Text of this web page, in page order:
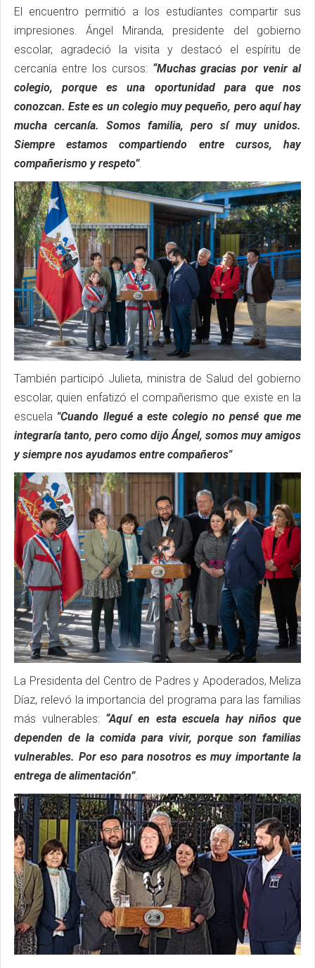
El encuentro permitió a los estudiantes compartir sus
impresiones. Ángel Miranda, presidente del gobierno
escolar, agradeció la visita y destacó el espíritu de
cercanía entre los cursos: “Muchas gracias por venir al
colegio, porque es una oportunidad para que nos
conozcan. Este es un colegio muy pequeño, pero aquí hay
mucha cercanía. Somos familia, pero sí muy unidos.
Siempre estamos compartiendo entre cursos, hay
compañerismo y respeto”.
También participó Julieta, ministra de Salud del gobierno
escolar, quien enfatizó el compañerismo que existe en la
escuela "Cuando llegué a este colegio no pensé que me
integraría tanto, pero como dijo Ángel, somos muy amigos
y siempre nos ayudamos entre compañeros"
La Presidenta del Centro de Padres y Apoderados, Meliza
Díaz, relevó la importancia del programa para las familias
más vulnerables: “Aquí en esta escuela hay niños que
dependen de la comida para vivir, porque son familias
vulnerables. Por eso para nosotros es muy importante la
entrega de alimentación”.